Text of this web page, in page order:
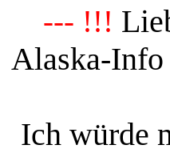
--- !!!
Alaska-Info
Ich würde